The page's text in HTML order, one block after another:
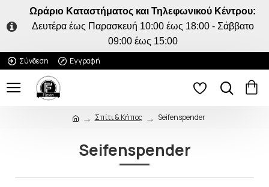
Ωράριο Καταστήματος και Τηλεφωνικού Κέντρου:
Δευτέρα έως Παρασκευή 10:00 έως 18:00 - Σάββατο
09:00 έως 15:00
Σύνδεση
Εγγραφή
Σπίτι & Κήπος Seifenspender
Seifenspender